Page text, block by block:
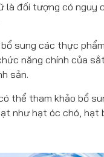
là đối tượng có
sung các thực
năng chính của
sản.
thể tham khảo bổ
như hạt óc chó, hạt